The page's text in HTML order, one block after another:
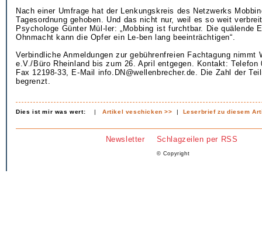
Nach einer Umfrage hat der Lenkungskreis des Netzwerks
Tagesordnung gehoben. Und das nicht nur, weil es so weit
Psychologe Günter Mül-ler: „Mobbing ist furchtbar. Die quälende
Ohnmacht kann die Opfer ein Le-ben lang beeinträchtigen“.
Verbindliche Anmeldungen zur gebührenfreien Fachtagung nimmt
e.V./Büro Rheinland bis zum 26. April entgegen. Kontakt: Telefon
Fax 12198-33, E-Mail info.DN@wellenbrecher.de. Die Zahl der
begrenzt.
Dies ist mir was wert: |Artikel veschicken >> | Leserbrief zu diesem
Newsletter Schlagzeilen per RSS
© Copyright